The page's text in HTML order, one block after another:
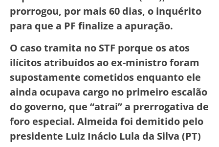
prorrogou, por mais 60 dias, o inquérito
para que a PF finalize a apuração.
O caso tramita no STF porque os atos
ilícitos atribuídos ao ex-ministro foram
supostamente cometidos enquanto ele
ainda ocupava cargo no primeiro escalão
do governo, que “atrai” a prerrogativa de
foro especial. Almeida foi demitido pelo
presidente Luiz Inácio Lula da Silva (PT)